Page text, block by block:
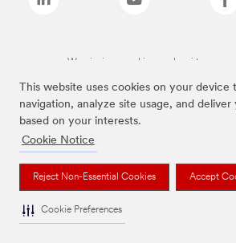
This website uses cookies on your device
navigation, analyze site usage, and
based on your interests.
Cookie Notice
Reject Non-Essential Cookies Accept
Cookie Preferences
Wymienione marki są znakami